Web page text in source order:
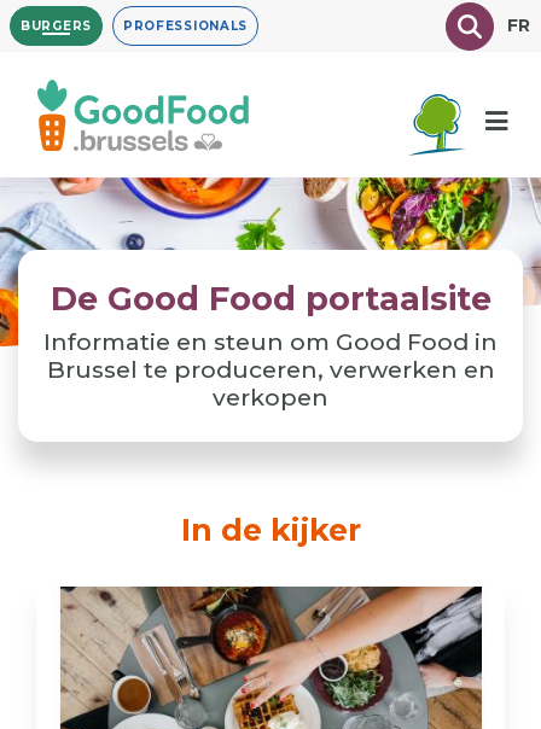
Overslaan
en
inhoud
gaan
BURGERS PROFESSIONALS TexteFR
De Good Food portaalsite
Informatie en steun om Good Food in
Brussel te produceren, verwerken en
verkopen
In de kijker